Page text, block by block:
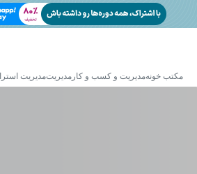
مکتب خونهمدیریت و کسب و کار مدیریتمدیریت